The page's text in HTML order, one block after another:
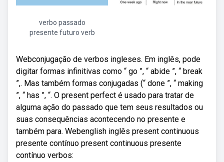
verbo passado
presente futuro verb
Webconjugação de verbos ingleses. Em inglês, pode
digitar formas infinitivas como “ go ”, “ abide ”, “ break
”,. Mas também formas conjugadas (“ done ”, “ making
”, “ has ”, “. O present perfect é usado para tratar de
alguma ação do passado que tem seus resultados ou
suas consequências acontecendo no presente e
também para. Webenglish inglês present continuous
presente contínuo present continuous presente
contínuo verbos: